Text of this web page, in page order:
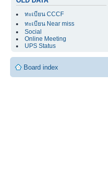
ทะเบียน CCCF
ทะเบียน Near miss
Social
Online Meeting
UPS Status
Board index